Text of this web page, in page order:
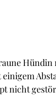
nicht